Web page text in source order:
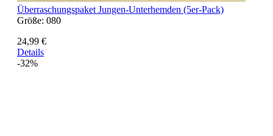
Überraschungspaket Jungen-Unterhemden (5er-Pack)
Größe: 080
24,99 €
Details
-32%